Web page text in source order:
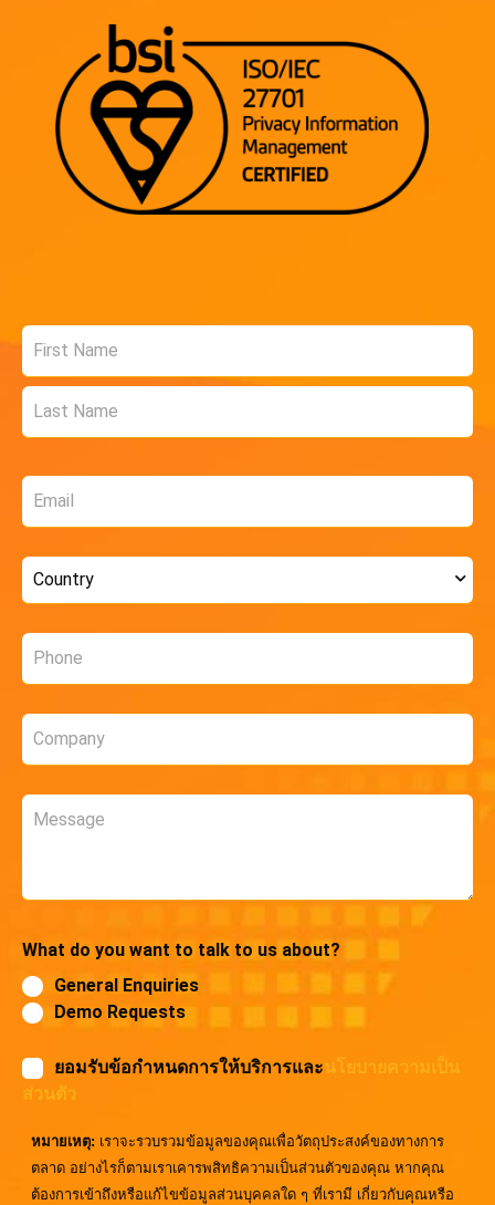
Name
Email
Country
Phone
Company
Message
What do you want to talk to us about?
General Enquiries
Demo Requests
ยอมรับข้อกำหนดการให้บริการและนโยบายความเป็น
ส่วนตัว
หมายเหตุ: เราจะรวบรวมข้อมูลของคุณเพื่อวัตถุประสงค์ของทางการ
ตลาด อย่างไรก็ตามเราเคารพสิทธิความเป็นส่วนตัวของคุณ หากคุณ
ต้องการเข้าถึงหรือแก้ไขข้อมูลส่วนบุคคลใด ๆ ที่เรามี เกี่ยวกับคุณหรือ